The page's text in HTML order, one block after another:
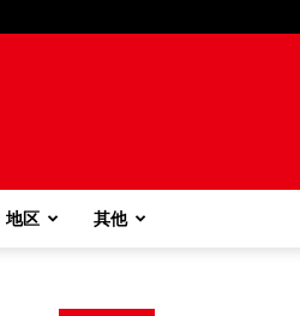
地区 其他